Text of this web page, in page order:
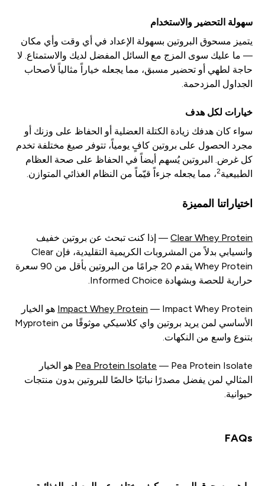
سهولة التحضير والاستخدام
يتميز مسحوق البروتين بسهولة الإعداد في أي وقت وأي مكان
— ما عليك سوى المزج مع السائل المفضل لديك والاستمتاع. لا
حاجة لطهي أو تحضير مسبق، مما يجعله خياراً مثالياً لأصحاب
الجداول المزدحمة.
خيارات لكل هدف
سواء كان هدفك زيادة الكتلة العضلية أو الحفاظ على وزنك أو
مجرد الحصول على بروتين كافٍ يومياً، تتوفر صيغ مختلفة تخدم
كل غرض. البروتين يُسهم أيضاً في الحفاظ على صحة العظام
الطبيعية2، مما يجعله جزءاً قيّماً من النظام الغذائي المتوازن.
اختياراتنا المميزة
Clear Whey Protein— إذا كنت تبحث عن بروتين خفيف
وانسيابي بدلاً من المشروبات الكريمية التقليدية، فإن Clear
Whey Protein يقدم 20 جرامًا من البروتين بأقل من 90 سعرة
حرارية للحصة وبشهادة Informed Choice.
Impact Whey Protein — Impact Whey Protein هو الخيار
الأساسي لمن يريد بروتين واي كلاسيكي موثوقًا من Myprotein
بتنوع واسع من النكهات.
Pea Protein Isolate — Pea Protein Isolate هو الخيار
المثالي لمن يفضل مصدرًا نباتيًا خالصًا للبروتين بدون منتجات
حيوانية.
FAQs